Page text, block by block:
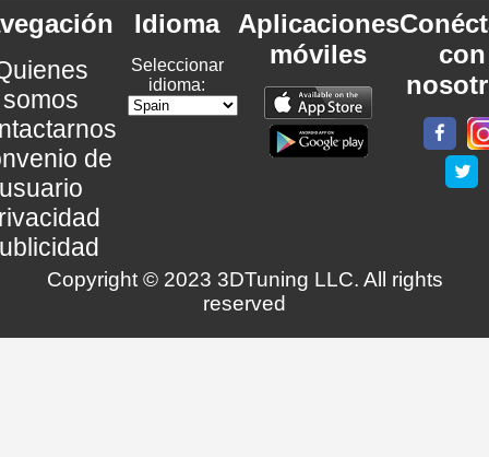
somos
de
Idioma
Seleccionar
idioma:
Aplicaciones
móviles
con
Copyright © 2023 3DTuning LLC. All rights
reserved